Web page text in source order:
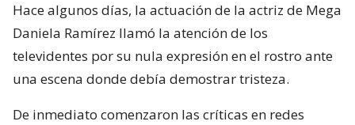
Hace algunos días, la actuación de la actriz de Mega
Daniela Ramírez llamó la atención de los
televidentes por su nula expresión en el rostro ante
una escena donde debía demostrar tristeza.
De inmediato comenzaron las críticas en redes